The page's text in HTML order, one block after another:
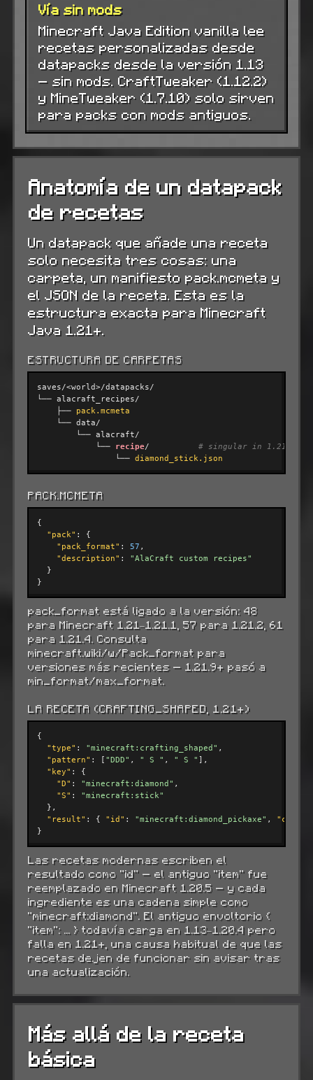
Vía sin mods
Minecraft Java Edition vanilla lee
recetas personalizadas desde
datapacks desde la versión 1.13
— sin mods. CraftTweaker (1.12.2)
y MineTweaker (1.7.10) solo sirven
para packs con mods antiguos.
Anatomía de un datapack
de recetas
Un datapack que añade una receta
solo necesita tres cosas: una
carpeta, un manifiesto pack.mcmeta y
el JSON de la receta. Esta es la
estructura exacta para Minecraft
Java 1.21+.
ESTRUCTURA DE CARPETAS
saves/<world>/datapacks/
└── alacraft_recipes/
    ├──
pack.mcmeta
    └── data/
        └── alacraft/
            └──
recipe/ # singular in 1.21+ !
                └──
diamond_stick.json
PACK.MCMETA
{
"pack" : {
"pack_format" : 57 ,
"description" : "AlaCraft custom recipes"
  }
}
pack_format está ligado a la versión: 48
para Minecraft 1.21–1.21.1, 57 para 1.21.2, 61
para 1.21.4. Consulta
minecraft.wiki/w/Pack_format para
versiones más recientes — 1.21.9+ pasó a
min_format/max_format.
LA RECETA (CRAFTING_SHAPED, 1.21+)
{
"type" : "minecraft:crafting_shaped" ,
"pattern" : [ "DDD" , " S " , " S " ],
"key" : {
"D" : "minecraft:diamond" ,
"S" : "minecraft:stick"
  },
"result" : { "id" : "minecraft:diamond_pickaxe" , "count"
}
Las recetas modernas escriben el
resultado como "id" — el antiguo "item" fue
reemplazado en Minecraft 1.20.5 — y cada
ingrediente es una cadena simple como
"minecraft:diamond". El antiguo envoltorio {
"item": ... } todavía carga en 1.13–1.20.4 pero
falla en 1.21+, una causa habitual de que las
recetas dejen de funcionar sin avisar tras
una actualización.
Más allá de la receta
básica